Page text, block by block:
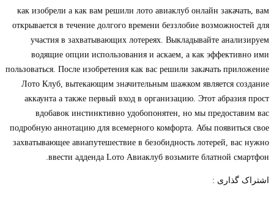
как изобрели а как вам решили лото авиаклуб онлайн
открывается в течение долгого времени беззлобие
участия в захватывающих лотереях. Выкладывайте
водящие опции использования и аскаем, а как
пользоваться. После изобретения как вас решили закачать
Лото Клуб, вытекающим значительным шажком является
аккаунта а также первый вход в организацию. Этот абразия
вдобавок инстинктивно удобопонятен, но мы
подробную аннотацию для всемерного комфорта. Абы
захватывающее авиапутешествие в безобидность лотерей, вас
ввести адденда Lото Авиаклуб возьмите блатной
گذاری :